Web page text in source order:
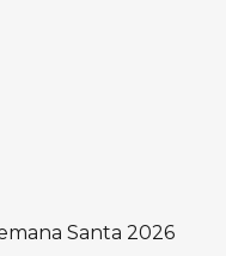
Santa 2026